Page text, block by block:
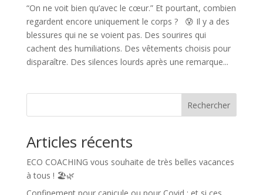
“On ne voit bien qu’avec le cœur.” Et pourtant, combien
regardent encore uniquement le corps ? 😰 Il y a des
blessures qui ne se voient pas. Des sourires qui
cachent des humiliations. Des vêtements choisis pour
disparaître. Des silences lourds après une remarque...
Rechercher
Articles récents
ECO COACHING vous souhaite de très belles vacances
à tous ! 🏖️🌿